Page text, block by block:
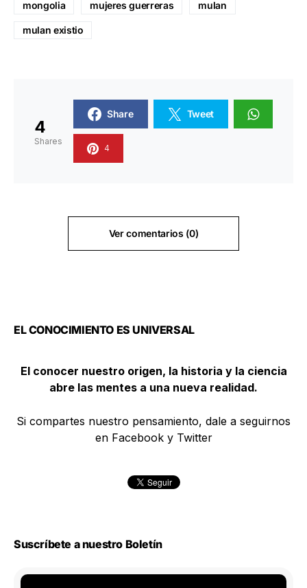
mongolia mujeres guerreras mulan
mulan existio
4
Shares
Share Tweet
4
Ver comentarios (0)
EL CONOCIMIENTO ES UNIVERSAL
El conocer nuestro origen, la historia y la ciencia
abre las mentes a una nueva realidad.
Si compartes nuestro pensamiento, dale a seguirnos
en Facebook y Twitter
Suscríbete a nuestro Boletín